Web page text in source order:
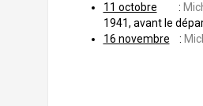
11 octobre :
1941, avant le
16 novembre :